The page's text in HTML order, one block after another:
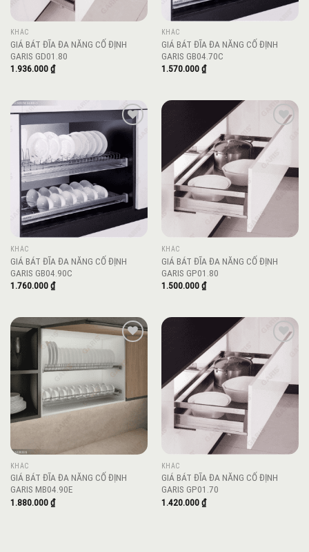
KHÁC
GIÁ BÁT ĐĨA ĐA NĂNG CỐ ĐỊNH
GARIS GD01.80
1.936.000₫
KHÁC
GIÁ BÁT ĐĨA ĐA NĂNG CỐ ĐỊNH
GARIS GB04.70C
1.570.000₫
KHÁC
GIÁ BÁT ĐĨA ĐA NĂNG CỐ ĐỊNH
GARIS GB04.90C
1.760.000₫
Add to
wishlist
KHÁC
GIÁ BÁT ĐĨA ĐA NĂNG CỐ ĐỊNH
GARIS GP01.80
1.500.000₫
wishlist
KHÁC
GIÁ BÁT ĐĨA ĐA NĂNG CỐ ĐỊNH
GARIS MB04.90E
1.880.000₫
Add to
wishlist
KHÁC
GIÁ BÁT ĐĨA ĐA NĂNG CỐ ĐỊNH
GARIS GP01.70
1.420.000₫